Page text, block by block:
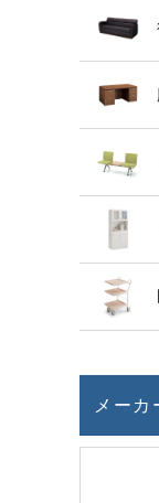
メーカ